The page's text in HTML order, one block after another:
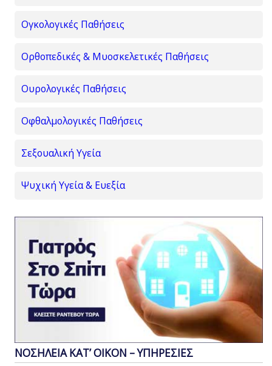
Ογκολογικές Παθήσεις
Ορθοπεδικές & Μυοσκελετικές Παθήσεις
Ουρολογικές Παθήσεις
Οφθαλμολογικές Παθήσεις
Σεξουαλική Υγεία
Ψυχική Υγεία & Ευεξία
ΝΟΣΗΛΕΙΑ ΚΑΤ’ ΟΙΚΟΝ – ΥΠΗΡΕΣΙΕΣ